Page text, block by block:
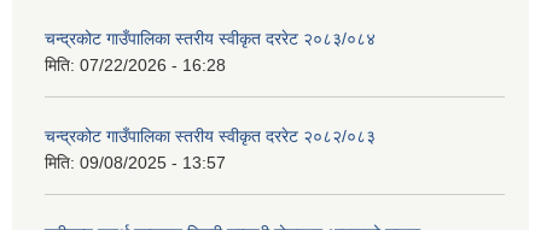
चन्द्रकोट गाउँपालिका स्तरीय स्वीकृत दररेट २०८३/०८४
मिति: 07/22/2026 - 16:28
चन्द्रकोट गाउँपालिका स्तरीय स्वीकृत दररेट २०८२/०८३
मिति: 09/08/2025 - 13:57